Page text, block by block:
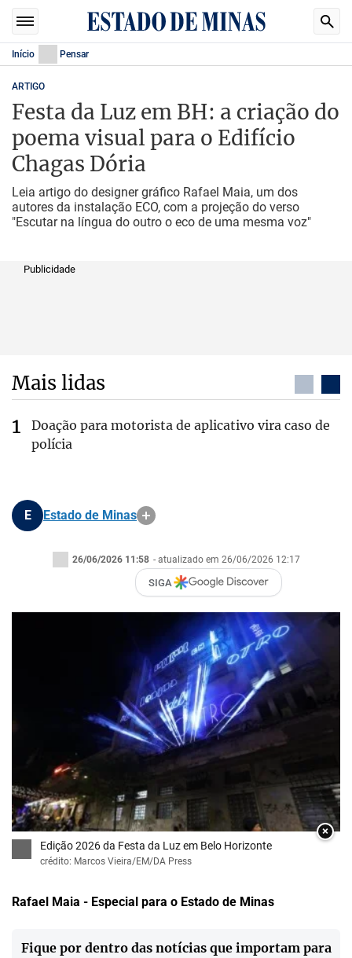
Início Pensar
ARTIGO
Festa da Luz em BH: a criação do
poema visual para o Edifício
Chagas Dória
Leia artigo do designer gráfico Rafael Maia, um dos
autores da instalação ECO, com a projeção do verso
"Escutar na língua do outro o eco de uma mesma voz"
Publicidade
Mais lidas
Doação para motorista de aplicativo vira caso de
polícia
E Estado de Minas
26/06/2026 11:58 - atualizado em 26/06/2026 12:17
SIGA
×
Edição 2026 da Festa da Luz em Belo Horizonte
crédito: Marcos Vieira/EM/DA Press
Rafael Maia - Especial para o Estado de Minas
Fique por dentro das notícias que importam para